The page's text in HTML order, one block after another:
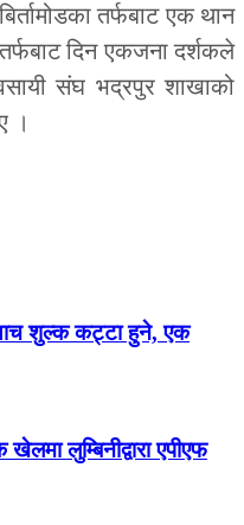
तर्फबाट एक थान
तर्फबाट दिन एकजना दर्शकले
संघ भद्रपुर शाखाको
।
शुल्क कट्टा हुने, एक
लुम्बिनीद्वारा एपीएफ